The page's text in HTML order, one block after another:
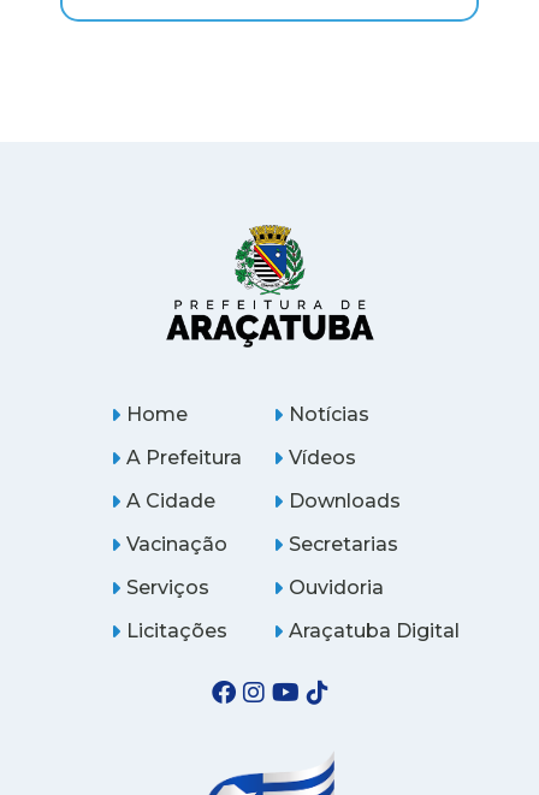
Home
A Prefeitura
A Cidade
Notícias
Vídeos
Downloads
Vacinação
Serviços
Licitações
Secretarias
Ouvidoria
Araçatuba Digital